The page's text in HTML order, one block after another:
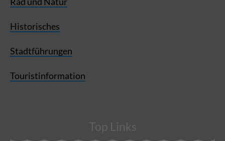
Historisches
Stadtführungen
Touristinformation
Top Links